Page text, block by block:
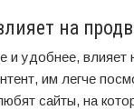
на
и удобнее,
им легче
сайты, на